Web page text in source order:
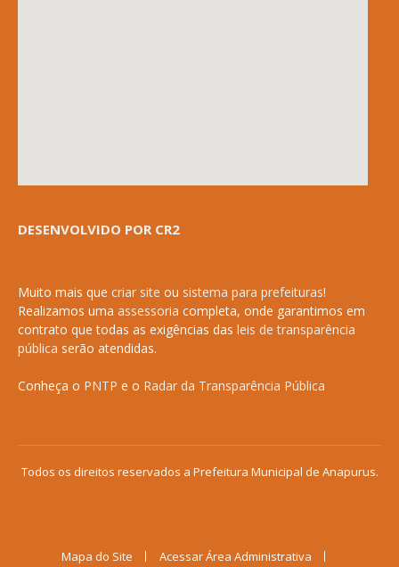
DESENVOLVIDO POR CR2
Muito mais que criar site ou sistema para prefeituras!
Realizamos uma assessoria completa, onde garantimos em
contrato que todas as exigências das leis de transparência
pública serão atendidas.
Conheça o PNTP e o Radar da Transparência Pública
Todos os direitos reservados a Prefeitura Municipal de Anapurus.
Mapa do Site
Acessar Área Administrativa